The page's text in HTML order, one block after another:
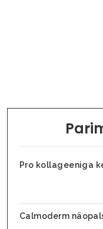
Pro kollageeniga
Calmoderm